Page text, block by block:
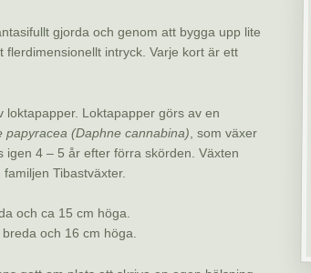
gjorda och genom att bygga upp lite
flerdimensionellt intryck. Varje kort är ett
loktapapper. Loktapapper görs av en
papyracea (Daphne cannabina) , som växer
igen 4 – 5 år efter förra skörden. Växten
familjen Tibastväxter.
och ca 15 cm höga.
och 16 cm höga.